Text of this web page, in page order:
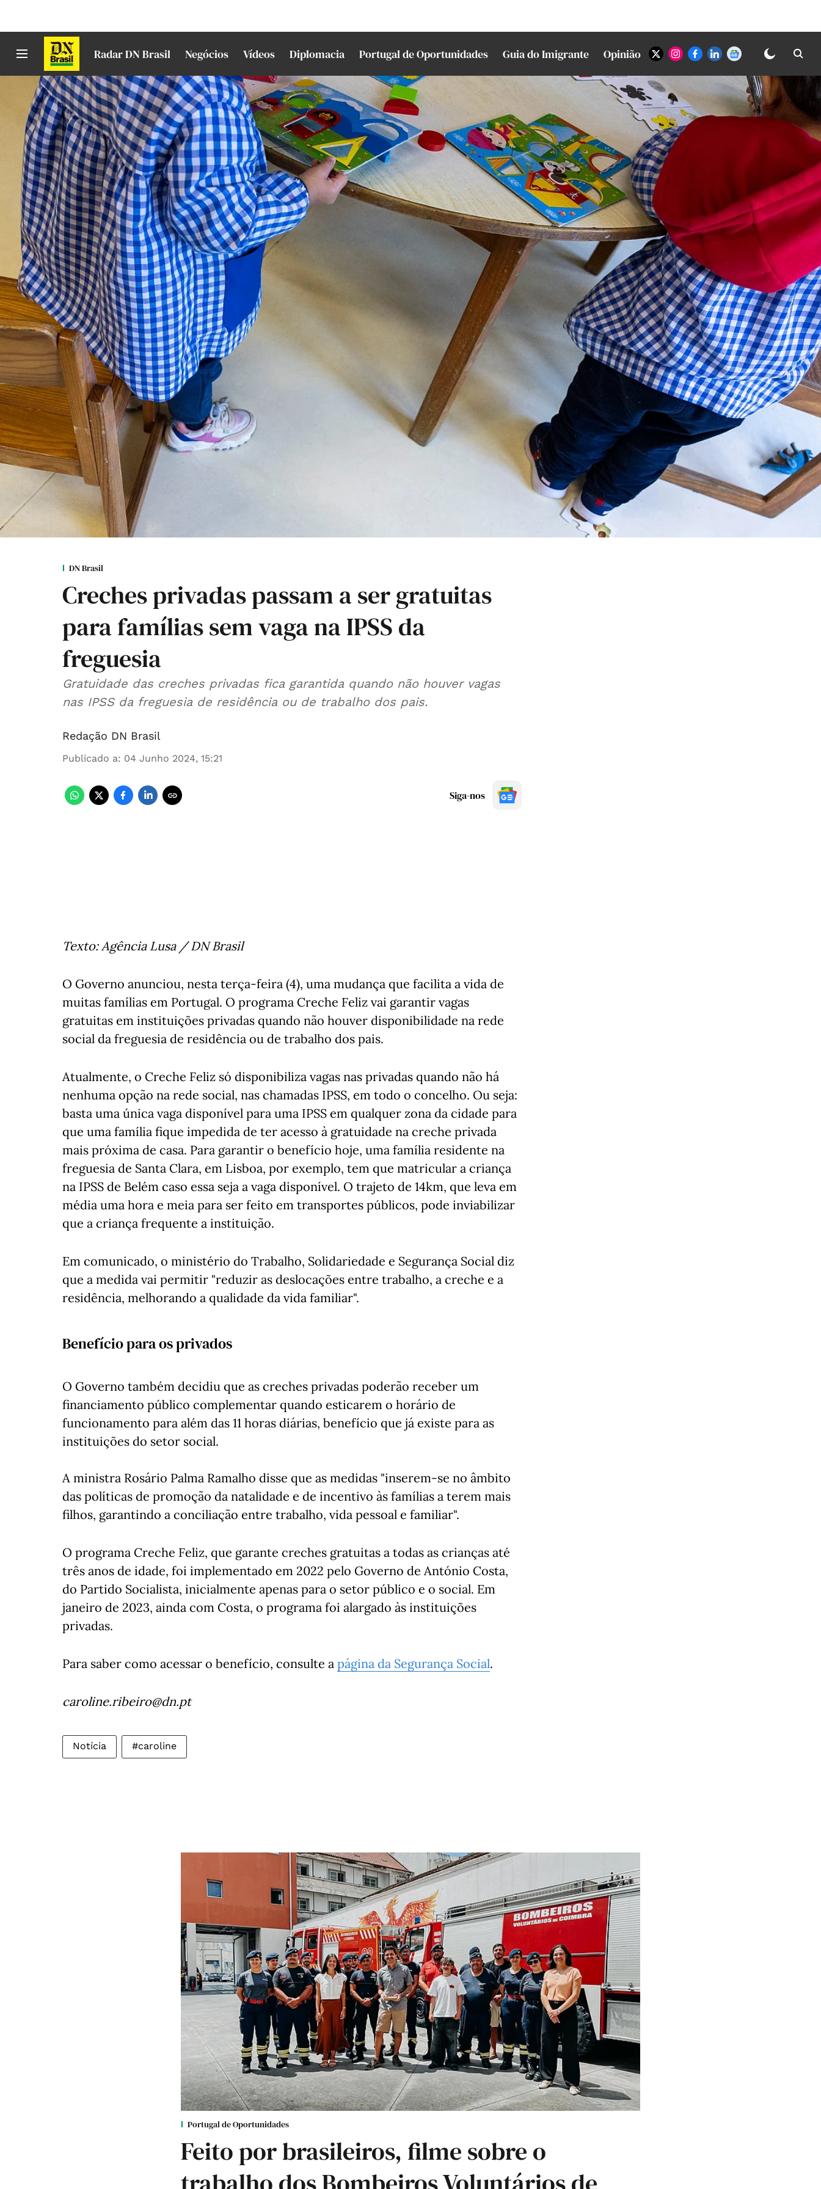
Radar DN Brasil Negócios Vídeos Diplomacia Portugal de Oportunidades Guia do Imigrante Opinião
DN Brasil
Creches privadas passam a ser gratuitas
para famílias sem vaga na IPSS da
freguesia
Gratuidade das creches privadas fica garantida quando não houver vagas
nas IPSS da freguesia de residência ou de trabalho dos pais.
Redação DN Brasil
Publicado a: 04 Junho 2024, 15:21
Siga-nos
Texto: Agência Lusa / DN Brasil
O Governo anunciou, nesta terça-feira (4), uma mudança que facilita a vida de
muitas famílias em Portugal. O programa Creche Feliz vai garantir vagas
gratuitas em instituições privadas quando não houver disponibilidade na rede
social da freguesia de residência ou de trabalho dos pais.
Atualmente, o Creche Feliz só disponibiliza vagas nas privadas quando não há
nenhuma opção na rede social, nas chamadas IPSS, em todo o concelho. Ou seja:
basta uma única vaga disponível para uma IPSS em qualquer zona da cidade para
que uma família fique impedida de ter acesso à gratuidade na creche privada
mais próxima de casa. Para garantir o benefício hoje, uma família residente na
freguesia de Santa Clara, em Lisboa, por exemplo, tem que matricular a criança
na IPSS de Belém caso essa seja a vaga disponível. O trajeto de 14km, que leva em
média uma hora e meia para ser feito em transportes públicos, pode inviabilizar
que a criança frequente a instituição.
Em comunicado, o ministério do Trabalho, Solidariedade e Segurança Social diz
que a medida vai permitir "reduzir as deslocações entre trabalho, a creche e a
residência, melhorando a qualidade da vida familiar".
Benefício para os privados
O Governo também decidiu que as creches privadas poderão receber um
financiamento público complementar quando esticarem o horário de
funcionamento para além das 11 horas diárias, benefício que já existe para as
instituições do setor social.
A ministra Rosário Palma Ramalho disse que as medidas "inserem-se no âmbito
das políticas de promoção da natalidade e de incentivo às famílias a terem mais
filhos, garantindo a conciliação entre trabalho, vida pessoal e familiar".
O programa Creche Feliz, que garante creches gratuitas a todas as crianças até
três anos de idade, foi implementado em 2022 pelo Governo de António Costa,
do Partido Socialista, inicialmente apenas para o setor público e o social. Em
janeiro de 2023, ainda com Costa, o programa foi alargado às instituições
privadas.
Para saber como acessar o benefício, consulte a página da Segurança Social.
caroline.ribeiro@dn.pt
Notícia #caroline
Portugal de Oportunidades
Feito por brasileiros, filme sobre o